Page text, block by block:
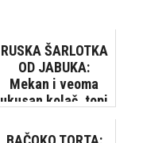
RUSKA ŠARLOTKA
OD JABUKA:
Mekan i veoma
ukusan kolač, topi